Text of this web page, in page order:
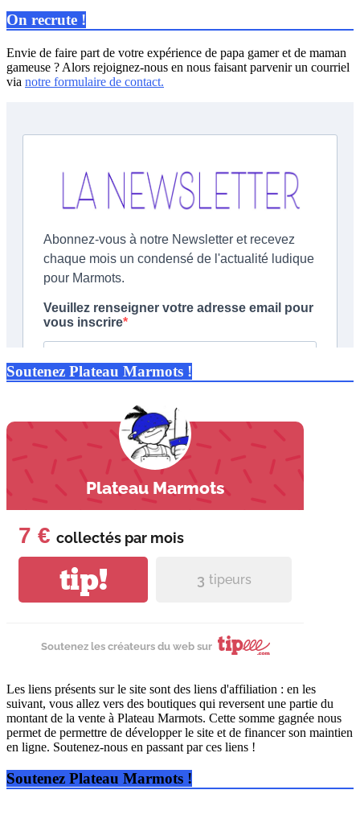
On recrute !
Envie de faire part de votre expérience de papa gamer et de maman
gameuse ? Alors rejoignez-nous en nous faisant parvenir un courriel
via notre formulaire de contact.
Soutenez Plateau Marmots !
Plateau Marmots
7 € collectés par mois
tip! 3 tipeurs
Soutenez les créateurs du web sur
Les liens présents sur le site sont des liens d'affiliation : en les
suivant, vous allez vers des boutiques qui reversent une partie du
montant de la vente à Plateau Marmots. Cette somme gagnée nous
permet de permettre de développer le site et de financer son maintien
en ligne. Soutenez-nous en passant par ces liens !
Soutenez Plateau Marmots !